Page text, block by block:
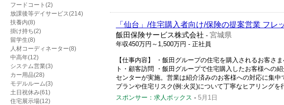
フードコート(2)
放課後等デイサービス(214)
扶養内(8)
掛け持ち(2)
留学生(8)
人材コーディネーター(8)
中高年(12)
システム営業(3)
カー用品(28)
モデルルーム(3)
土日祝休み(61)
住宅展示場(12)
「仙台」/住宅購入者向け/保険の提案営業 フレ
飯田保険サービス株式会社 - 宮城県
年収450万円～1,500万円 - 正社員
【仕事内容】 ・飯田グループの住宅を購入されるお客さ
ト・顧客訪問 ・飯田グループで住宅購入したお客様への
センターが実施。営業は紹介済みのお客様への対応に集
プランや住宅リスク(例:火災)について丁寧なヒアリングを
スポンサー：求人ボックス - 5月1日